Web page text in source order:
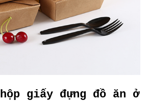
hộp giấy đựng đồ ăn ở